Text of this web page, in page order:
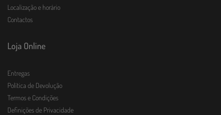
Localização e horário
Contactos
Loja Online
Entregas
Política de Devolução
Termos e Condições
Definições de Privacidade